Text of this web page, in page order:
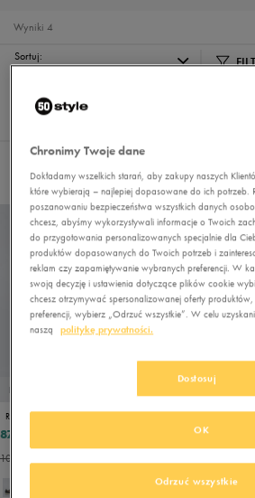
4
Wyniki
Sortuj:
REKOMENDOWANE
REEBOK COURT ADVANCE
87,99 zł
103,99 zł
REEBOK
117,00 zł
Chronimy Twoje dane
Dokładamy wszelkich starań, aby zakupy naszych
które wybierają – najlepiej dopasowane do ich potrzeb.
poszanowaniu bezpieczeństwa wszystkich danych
chcesz, abyśmy wykorzystywali informacje o Twoich
do przygotowania personalizowanych specjalnie dla
produktów dopasowanych do Twoich potrzeb i
reklam czy zapamiętywanie wybranych preferencji. W
swoją decyzję i ustawienia dotyczące plików cookie
chcesz otrzymywać spersonalizowanej oferty
preferencji, wybierz „Odrzuć wszystkie”. W celu
naszą
politykę prywatności.
Dostosuj
Odrzuć wszystkie
OK